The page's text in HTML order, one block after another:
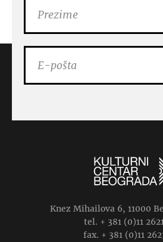
Knez Mihailova 6, 11000
tel. + 381 (0)11
fax. + 381 (0)11